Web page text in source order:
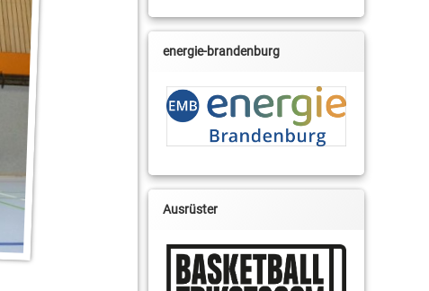
energie-brandenburg
Ausrüster